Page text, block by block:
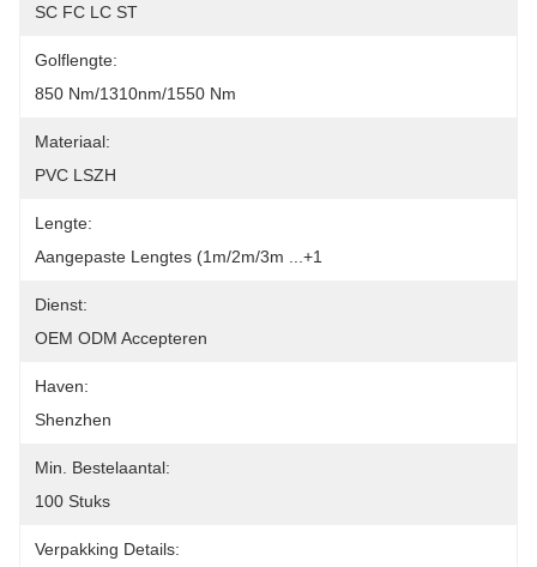
SC FC LC ST
Golflengte:
850 Nm/1310nm/1550 Nm
Materiaal:
PVC LSZH
Lengte:
Aangepaste Lengtes (1m/2m/3m ...+1
Dienst:
OEM ODM Accepteren
Haven:
Shenzhen
Min. Bestelaantal:
100 Stuks
Verpakking Details: